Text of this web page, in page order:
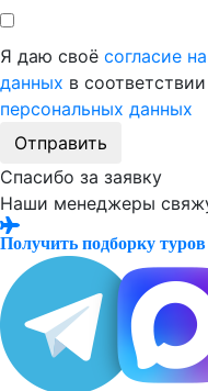
Я даю своё согласие
данных в
персональных данных
Отправить
Спасибо за заявку
Наши менеджеры
Получить подборку туров